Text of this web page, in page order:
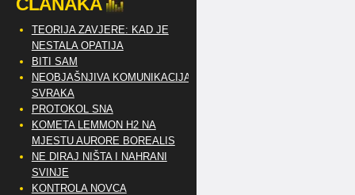
TEORIJA ZAVJERE: KAD JE
NESTALA OPATIJA
BITI SAM
NEOBJAŠNJIVA KOMUNIKACIJA
SVRAKA
PROTOKOL SNA
KOMETA LEMMON H2 NA
MJESTU AURORE BOREALIS
NE DIRAJ NIŠTA I NAHRANI
SVINJE
KONTROLA NOVCA